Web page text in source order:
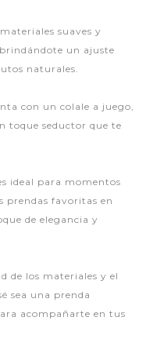
suaves y
un ajuste
naturales.
con un colale a juego,
toque seductor que te
ideal para momentos
favoritas en
de elegancia y
de los materiales y el
sea una prenda
acompañarte en tus